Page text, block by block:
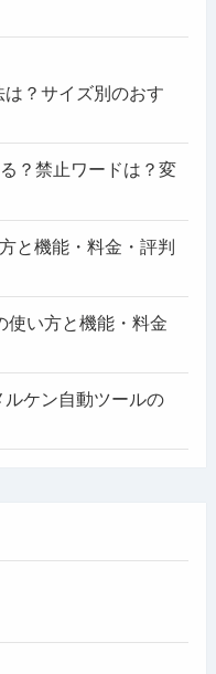
？サイズ別のおす
？禁止ワードは？変
と機能・料金・評判
使い方と機能・料金
ルケン自動ツールの